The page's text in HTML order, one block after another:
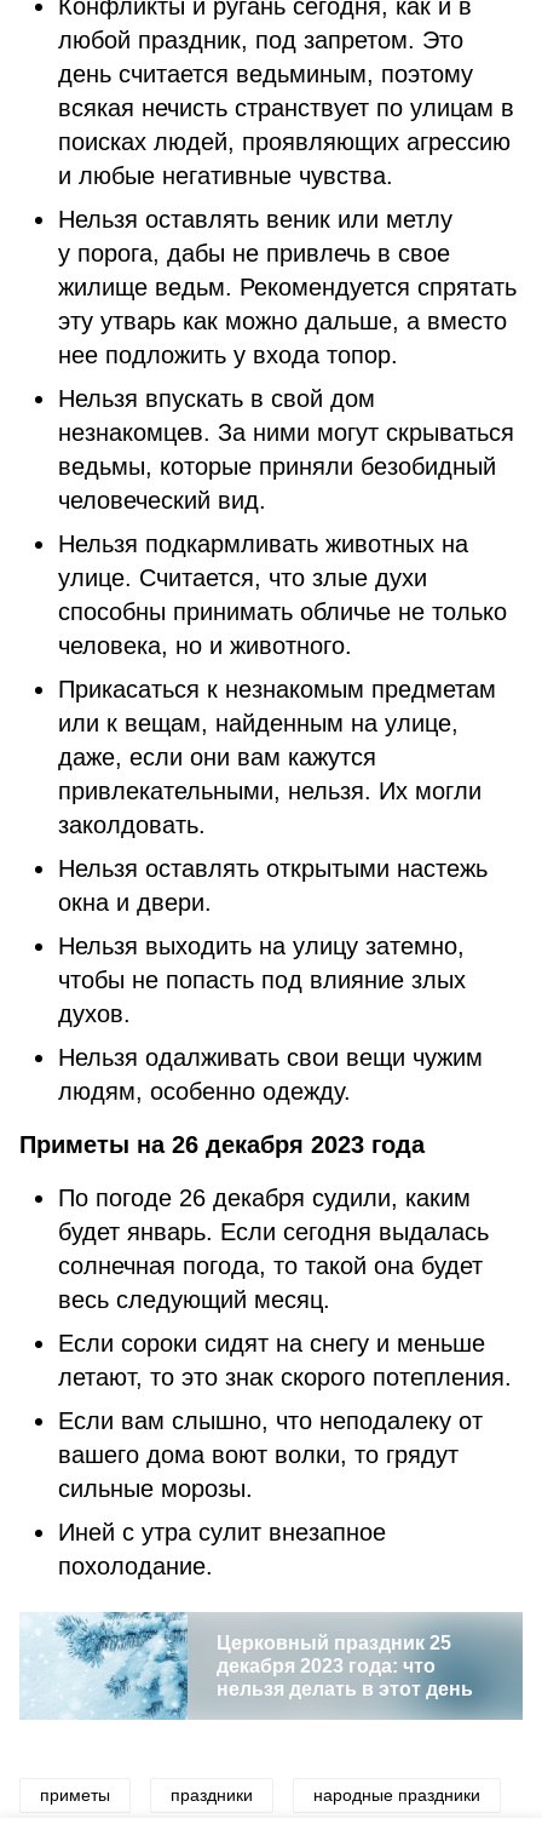
Конфликты и ругань сегодня, как и в
любой праздник, под запретом. Это
день считается ведьминым, поэтому
всякая нечисть странствует по улицам в
поисках людей, проявляющих агрессию
и любые негативные чувства.
Нельзя оставлять веник или метлу
у порога, дабы не привлечь в свое
жилище ведьм. Рекомендуется спрятать
эту утварь как можно дальше, а вместо
нее подложить у входа топор.
Нельзя впускать в свой дом
незнакомцев. За ними могут скрываться
ведьмы, которые приняли безобидный
человеческий вид.
Нельзя подкармливать животных на
улице. Считается, что злые духи
способны принимать обличье не только
человека, но и животного.
Прикасаться к незнакомым предметам
или к вещам, найденным на улице,
даже, если они вам кажутся
привлекательными, нельзя. Их могли
заколдовать.
Нельзя оставлять открытыми настежь
окна и двери.
Нельзя выходить на улицу затемно,
чтобы не попасть под влияние злых
духов.
Нельзя одалживать свои вещи чужим
людям, особенно одежду.
Приметы на 26 декабря 2023 года
По погоде 26 декабря судили, каким
будет январь. Если сегодня выдалась
солнечная погода, то такой она будет
весь следующий месяц.
Если сороки сидят на снегу и меньше
летают, то это знак скорого потепления.
Если вам слышно, что неподалеку от
вашего дома воют волки, то грядут
сильные морозы.
Иней с утра сулит внезапное
похолодание.
Церковный праздник 25
декабря 2023 года: что
нельзя делать в этот день
приметы праздники народные праздники